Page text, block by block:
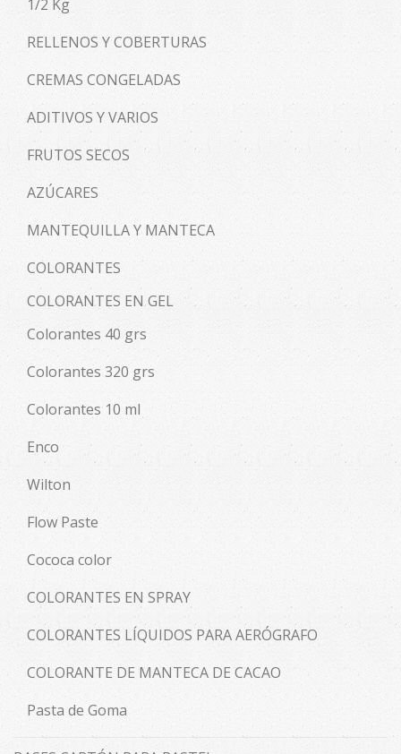
1/2 Kg
RELLENOS Y COBERTURAS
CREMAS CONGELADAS
ADITIVOS Y VARIOS
FRUTOS SECOS
AZÚCARES
MANTEQUILLA Y MANTECA
COLORANTES
COLORANTES EN GEL
Colorantes 40 grs
Colorantes 320 grs
Colorantes 10 ml
Enco
Wilton
Flow Paste
Cococa color
COLORANTES EN SPRAY
COLORANTES LÍQUIDOS PARA AERÓGRAFO
COLORANTE DE MANTECA DE CACAO
Pasta de Goma